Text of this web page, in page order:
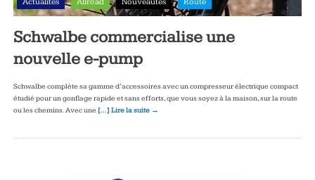
Schwalbe commercialise une
nouvelle e-pump
Schwalbe complète sa gamme d’accessoires avec un compresseur électrique compact
étudié pour un gonflage rapide et sans efforts, que vous soyez à la maison, sur la route
ou les chemins. Avec une […] Lire la suite →